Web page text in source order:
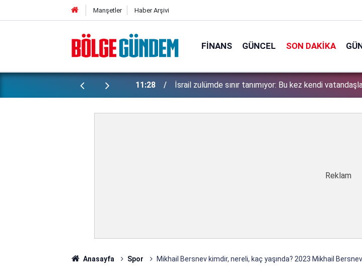
Manşetler Haber Arşivi
FINANS GÜNCEL SON DAKIKA
Bakan Gürlek şüpheli 2 çocuğun
11:28 İsrail zulümde sınır tanımıyor: Bu kez kendi
Anasayfa Spor Mikhail Bersnev kimdir, nereli, kaç yaşında? 2023 Mikhail